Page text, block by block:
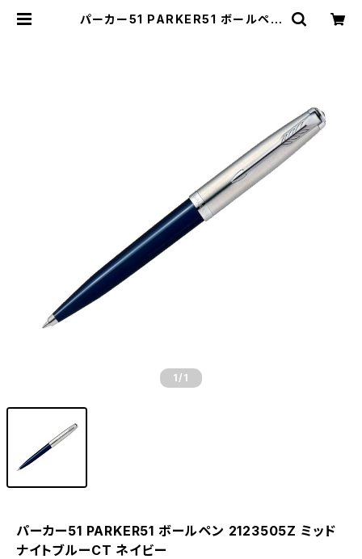
パーカー51 PARKER51 ボールペン
1 /1
パーカー51 PARKER51 ボールペン 2123505Z ミッド
ナイトブルーCT ネイビー